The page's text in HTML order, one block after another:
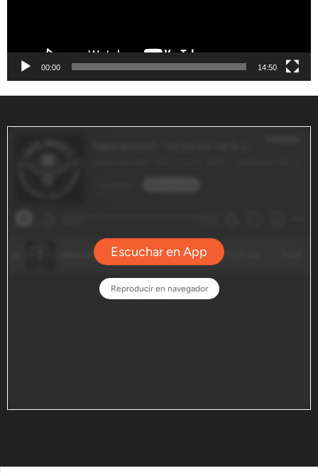
00:00 14:50